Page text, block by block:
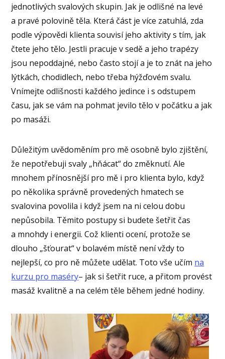
jednotlivých svalových skupin. Jak je odlišné na levé
a pravé polovině těla. Která část je více zatuhlá, zda
podle výpovědi klienta souvisí jeho aktivity s tím, jak
čtete jeho tělo. Jestli pracuje v sedě a jeho trapézy
jsou nepoddajné, nebo často stojí a je to znát na jeho
lýtkách, chodidlech, nebo třeba hýžďovém svalu.
Vnímejte odlišnosti každého jedince i s odstupem
času, jak se vám na pohmat jevilo tělo v počátku a jak
po masáži.
Důležitým uvědoměním pro mě osobně bylo zjištění,
že nepotřebuji svaly „hňácat“ do změknutí. Ale
mnohem přínosnější pro mě i pro klienta bylo, když
po několika správně provedených hmatech se
svalovina povolila i když jsem na ni celou dobu
nepůsobila. Těmito postupy si budete šetřit čas
a mnohdy i energii. Což klienti ocení, protože se
dlouho „šťourat“ v bolavém místě není vždy to
nejlepší, co pro ně můžete udělat. Toto vše učím na
kurzu pro maséry– jak si šetřit ruce, a přitom provést
masáž kvalitně a na celém těle během jedné hodiny.